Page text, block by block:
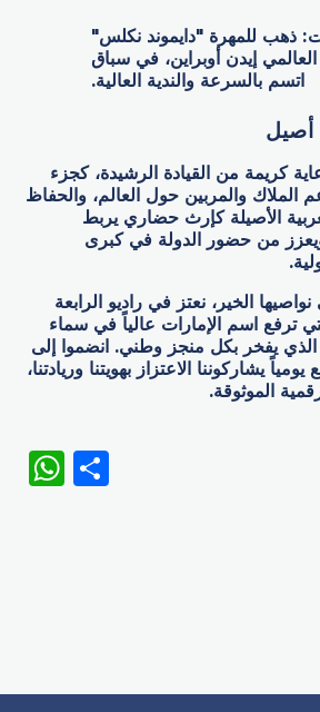
: ذهب للمهرة "دايموند نكلس"
إيدن أوبراين، في سباق
اتسم بالسرعة والندية العالية.
أصيل
كريمة من القيادة الرشيدة، كجزء
الملاك والمربين حول العالم، والحفاظ
الأصيلة كإرث حضاري يربط
من حضور الدولة في كبرى
الخير، نعتز في راديو الرابعة
ترفع اسم الإمارات عالياً في سماء
يفخر بكل منجز وطني. انضموا إلى
يشاركوننا الاعتزاز بهويتنا وريادتنا،
الموثوقة.
WhatsApp